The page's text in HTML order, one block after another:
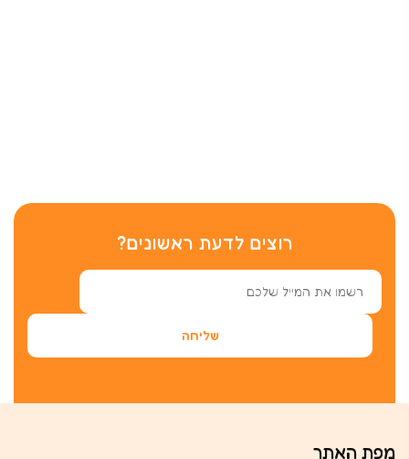
רוצים לדעת ראשונים?
מפת האתר